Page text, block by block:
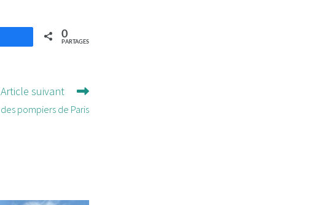
0
PARTAGES
Article suivant
pompiers de Paris